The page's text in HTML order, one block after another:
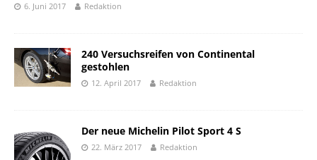
6. Juni 2017 Redaktion
240 Versuchsreifen von Continental
gestohlen
12. April 2017 Redaktion
Der neue Michelin Pilot Sport 4 S
22. März 2017 Redaktion